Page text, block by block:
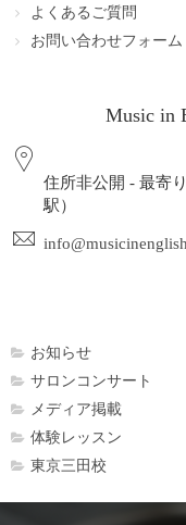
よくあるご質問
お問い合わせフォーム
Music in
住所非公開 - 最寄
駅）
お知らせ
サロンコンサート
メディア掲載
体験レッスン
東京三田校